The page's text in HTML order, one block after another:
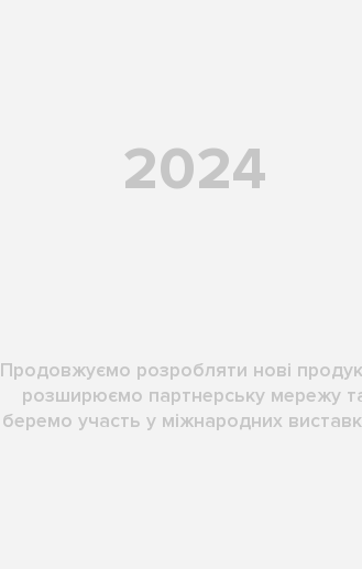
2024
Продовжуємо розробляти нові
розширюємо партнерську мережу
беремо участь у міжнародних